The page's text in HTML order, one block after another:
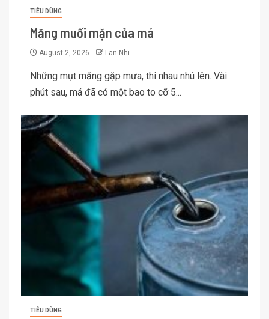
TIÊU DÙNG
Măng muối mặn của má
August 2, 2026 Lan Nhi
Những mụt măng gặp mưa, thi nhau nhú lên. Vài
phút sau, má đã có một bao to cỡ 5...
TIÊU DÙNG